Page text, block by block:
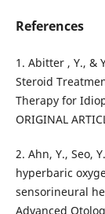
References
1. Abitter , Y., &
Steroid
Therapy for
ORIGINAL
2. Ahn, Y., Seo,
hyperbaric
sensorineural
Advanced